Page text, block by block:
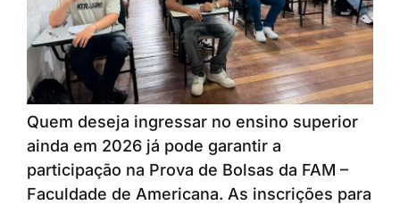
Quem deseja ingressar no ensino superior
ainda em 2026 já pode garantir a
participação na Prova de Bolsas da FAM –
Faculdade de Americana. As inscrições para